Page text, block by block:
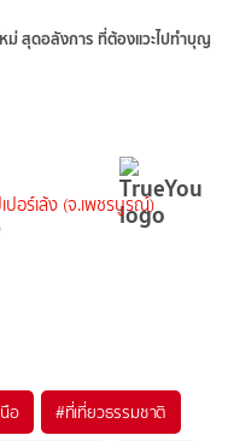
ม่ สุดอลังการ ที่ต้องแวะไปทำบุญ
ปอร์เล้ง (จ.เพชรบูรณ์)
อ #ที่เที่ยวธรรมชาติ